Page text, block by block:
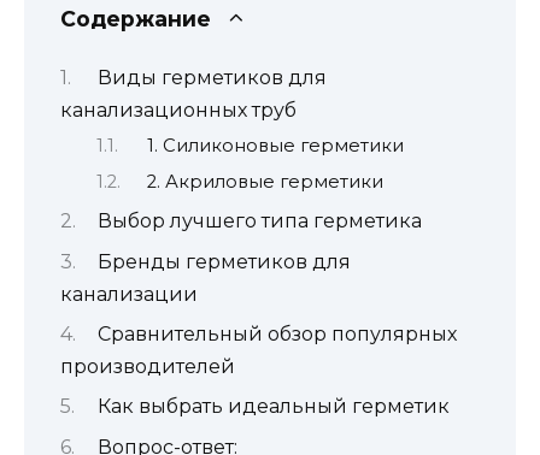
Содержание
Виды герметиков для
канализационных труб
1. Силиконовые герметики
2. Акриловые герметики
Выбор лучшего типа герметика
Бренды герметиков для
канализации
Сравнительный обзор популярных
производителей
Как выбрать идеальный герметик
Вопрос-ответ: